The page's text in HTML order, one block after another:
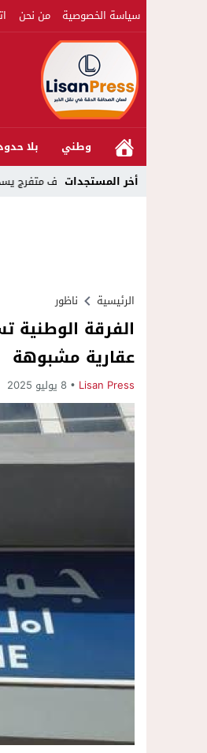
سياسة الخصوصية من نحن
وطني بلا
أخر المستجداتأكثر من 45 ألف متفرج يسدلون الستار على دورة استثنائية للمهرجان المتوسطي بالناظور
الرئيسية ناظور
الفرقة الوطنية
عقارية مشبوهة
Lisan Press 8 يوليو 2025